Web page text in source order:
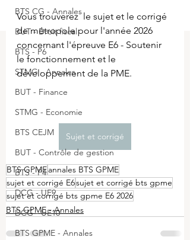
BTS CG - Annales
BUT - Droit fiscal
BTS - P6
STMG - Annales
BUT - Finance
STMG - Economie
BTS CEJM
BUT - Contrôle de gestion
BTS - P4
DCG - UE9
DCG - UE10
BTS GPME - Annales
Vous trouverez  le sujet et le corrigé
de métropole pour l'année 2026
concernant l'épreuve E6 - Soutenir
le fonctionnement et le
développement de la PME.
Sujet et corrigé
BTS GPMEannales BTS GPME
sujet et corrigé E6sujet et corrigé bts gpme
sujet et corrigé bts gpme E6 2026
BTS GPME - Annales